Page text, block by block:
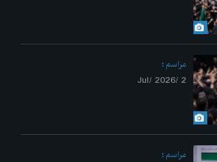
مراسم
2 /Jul/ 2026
مراسم